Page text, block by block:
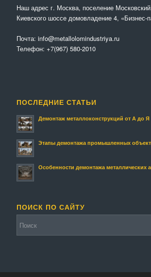
Наш адрес г. Москва, поселение
Киевского шоссе домовладение 4, «Бизнес-
Почта: info@metallolomindustriya.ru
Телефон: +7(967) 580-2010
ПОСЛЕДНИЕ СТАТЬИ
Демонтаж металлоконструкций от А до Я
Этапы демонтажа промышленных
Особенности демонтажа металлических
ПОИСК ПО САЙТУ